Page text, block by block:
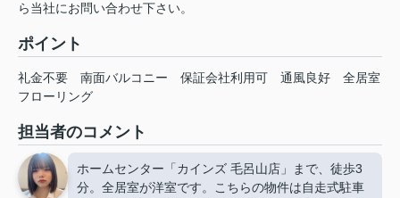
ら当社にお問い合わせ下さい。
ポイント
礼金不要 南面バルコニー 保証会社利用可 通風良好
全居室
フローリング
担当者のコメント
ホームセンター「カインズ 毛呂山店」まで、徒歩3
分。全居室が洋室です。こちらの物件は自走式駐車